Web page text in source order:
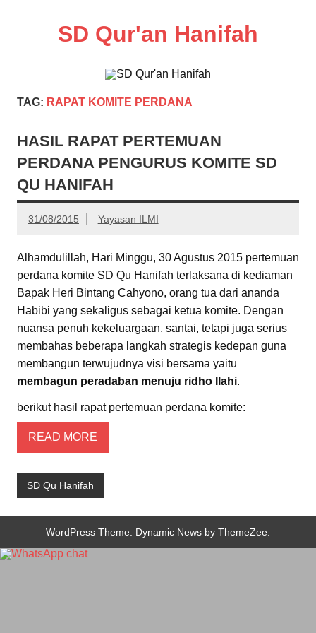
SD Qur'an Hanifah
TAG: RAPAT KOMITE PERDANA
HASIL RAPAT PERTEMUAN
PERDANA PENGURUS KOMITE SD
QU HANIFAH
31/08/2015 Yayasan ILMI
Alhamdulillah, Hari Minggu, 30 Agustus 2015 pertemuan
perdana komite SD Qu Hanifah terlaksana di kediaman
Bapak Heri Bintang Cahyono, orang tua dari ananda
Habibi yang sekaligus sebagai ketua komite. Dengan
nuansa penuh kekeluargaan, santai, tetapi juga serius
membahas beberapa langkah strategis kedepan guna
membangun terwujudnya visi bersama yaitu
membagun peradaban menuju ridho Ilahi.
berikut hasil rapat pertemuan perdana komite:
READ MORE
SD Qu Hanifah
WordPress Theme: Dynamic News by ThemeZee.